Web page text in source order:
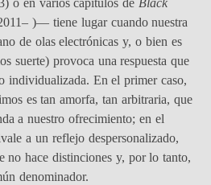
o en varios capítulos de Black
)— tiene lugar cuando nuestra
de olas electrónicas y, o bien es
suerte) provoca una respuesta que
individualizada. En el primer caso,
es tan amorfa, tan arbitraria, que
a nuestro ofrecimiento; en el
a un reflejo despersonalizado,
no hace distinciones y, por lo tanto,
denominador.